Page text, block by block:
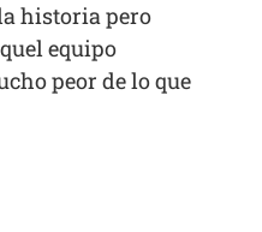
historia pero
equipo
peor de lo que